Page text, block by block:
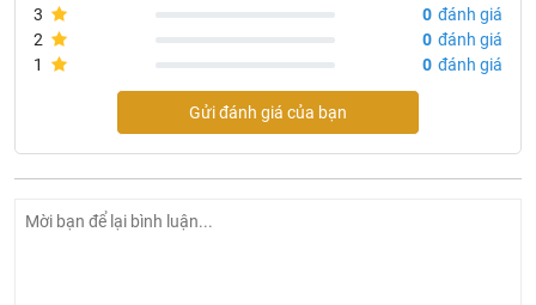
3
0 đánh giá
2
0 đánh giá
1
0 đánh giá
Gửi đánh giá của bạn